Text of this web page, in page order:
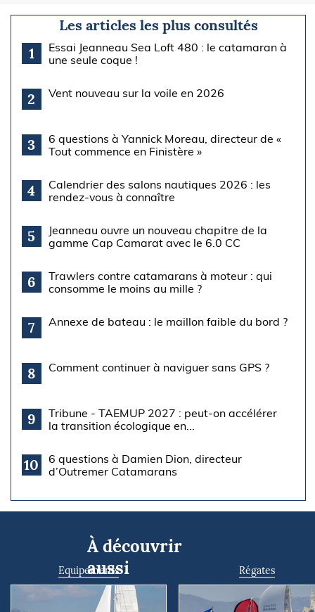
Les articles les plus consultés
1
Essai Jeanneau Sea Loft 480 : le catamaran à
une seule coque !
2 Vent nouveau sur la voile en 2026
3
6 questions à Yannick Moreau, directeur de «
Tout commence en Finistère »
4
Calendrier des salons nautiques 2026 : les
rendez-vous à connaître
5
Jeanneau ouvre un nouveau chapitre de la
gamme Cap Camarat avec le 6.0 CC
6
Trawlers contre catamarans à moteur : qui
consomme le moins au mille ?
7 Annexe de bateau : le maillon faible du bord ?
8 Comment continuer à naviguer sans GPS ?
9
Tribune - TAEMUP 2027 : peut-on accélérer
la transition écologique en...
10
6 questions à Damien Dion, directeur
d’Outremer Catamarans
À découvrir
aussi
Equipements Régates